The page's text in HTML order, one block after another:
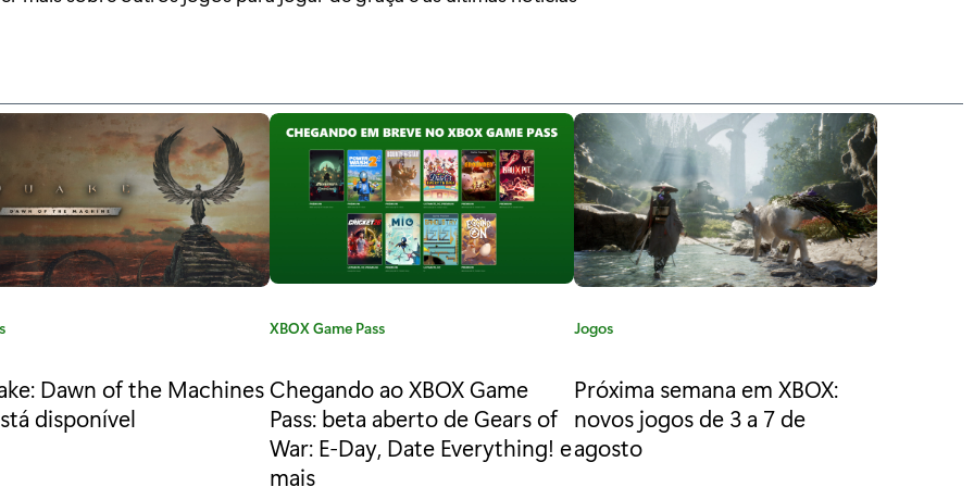
Dawn of the Machines
disponível
C
t
e
g
o
r
XBOX Game Pass
Chegando ao XBOX Game
Pass: beta aberto de Gears of
War: E-Day, Date Everything! e
mais
C
t
e
g
o
Jogos
Próxima semana em XBOX:
novos jogos de 3 a 7 de
agosto